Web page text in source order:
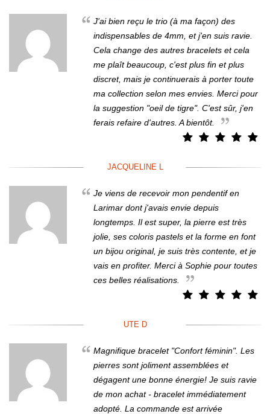
J'ai bien reçu le trio (à ma façon) des
indispensables de 4mm, et j'en suis ravie.
Cela change des autres bracelets et cela
me plaît beaucoup, c'est plus fin et plus
discret, mais je continuerais à porter toute
ma collection selon mes envies. Merci pour
la suggestion "oeil de tigre". C'est sûr, j'en
ferais refaire d'autres. A bientôt.
JACQUELINE L
Je viens de recevoir mon pendentif en
Larimar dont j'avais envie depuis
longtemps. Il est super, la pierre est très
jolie, ses coloris pastels et la forme en font
un bijou original, je suis très contente, et je
vais en profiter. Merci à Sophie pour toutes
ces belles réalisations.
UTE D
Magnifique bracelet "Confort féminin". Les
pierres sont joliment assemblées et
dégagent une bonne énergie! Je suis ravie
de mon achat - bracelet immédiatement
adopté. La commande est arrivée